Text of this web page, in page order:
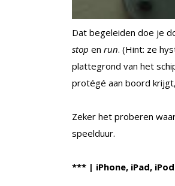
Dat begeleiden doe je
stop en run. (Hint: ze
plattegrond van het
protégé aan boord
Zeker het proberen
speelduur.
*** | iPhone, iPad,